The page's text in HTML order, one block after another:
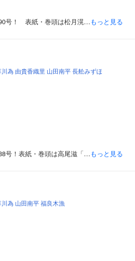
号！ 表紙・巻頭は松月滉…もっと見る
川為 由貴香織里 山田南平 長舩みずほ
号！表紙・巻頭は高尾滋「…もっと見る
川為 山田南平 福良木漁